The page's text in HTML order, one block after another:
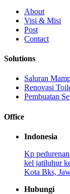
About
Visi & Misi
Post
Contact
Solutions
Saluran
Renovasi
Pembuatan
Office
Indonesia
Kp
kel jatiluhur
Kota Bks,
Hubungi